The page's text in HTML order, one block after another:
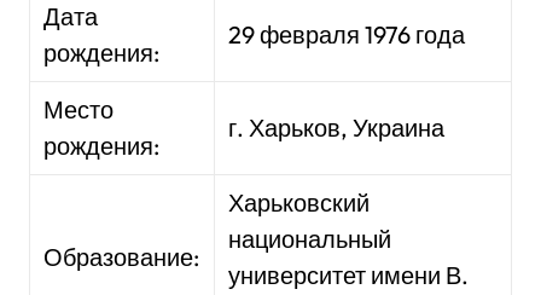
Дата
рождения:
29 февраля 1976 года
Место
рождения:
г. Харьков, Украина
Образование:
Харьковский
национальный
университет имени В.